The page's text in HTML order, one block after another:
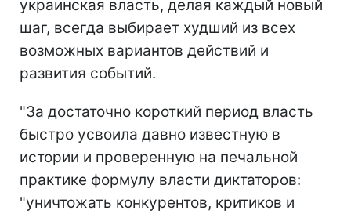
украинская власть, делая каждый новый
шаг, всегда выбирает худший из всех
возможных вариантов действий и
развития событий.
"За достаточно короткий период власть
быстро усвоила давно известную в
истории и проверенную на печальной
практике формулу власти диктаторов:
"уничтожать конкурентов, критиков и